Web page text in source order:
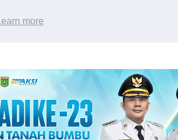
Learn more